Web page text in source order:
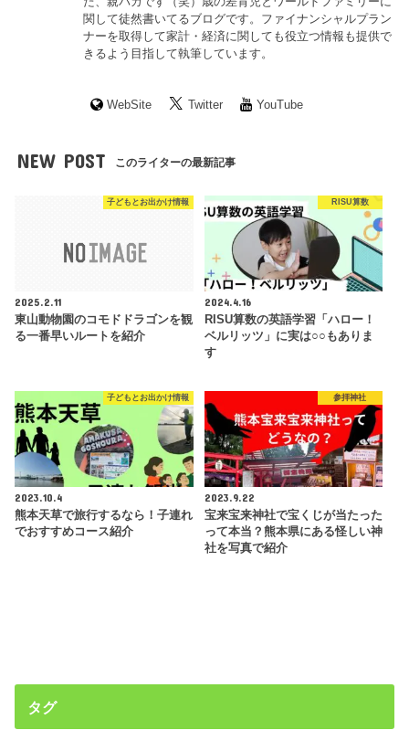
関して徒然書いてるブログです。ファイナンシャルプラン
ナーを取得して家計・経済に関しても役立つ情報も提供で
きるよう目指して執筆しています。
WebSite Twitter YouTube
NEW POST このライターの最新記事
子どもとお出かけ情報
2025.2.11
東山動物園のコモドドラゴンを観
る一番早いルートを紹介
RISU算数
2024.4.16
RISU算数の英語学習「ハロー！
ベルリッツ」に実は○○もありま
す
子どもとお出かけ情報
2023.10.4
熊本天草で旅行するなら！子連れ
でおすすめコース紹介
参拝神社
2023.9.22
宝来宝来神社で宝くじが当たった
って本当？熊本県にある怪しい神
社を写真で紹介
タグ